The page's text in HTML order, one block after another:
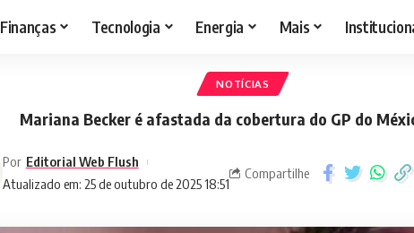
Finanças Tecnologia Energia Mais
NOTÍCIAS
Mariana Becker é afastada da cobertura do GP do
Atualizado em: 25 de outubro de 2025 18:51
Por Editorial Web Flush
Compartilhe